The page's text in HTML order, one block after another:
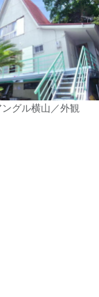
ングル横山／外観